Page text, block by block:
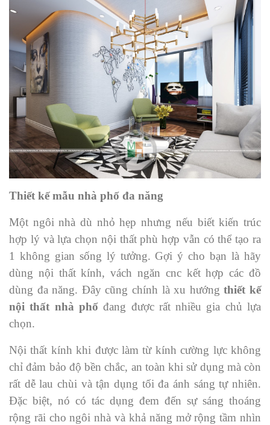
Thiết kế mẫu nhà phố đa năng
Một ngôi nhà dù nhỏ hẹp nhưng nếu biết kiến trúc
hợp lý và lựa chọn nội thất phù hợp vẫn có thể tạo ra
1 không gian sống lý tưởng. Gợi ý cho bạn là hãy
dùng nội thất kính, vách ngăn cnc kết hợp các đồ
dùng đa năng. Đây cũng chính là xu hướngthiết kế
nội thất nhà phốđang được rất nhiều gia chủ lựa
chọn.
Nội thất kính khi được làm từ kính cường lực không
chỉ đảm bảo độ bền chắc, an toàn khi sử dụng mà còn
rất dễ lau chùi và tận dụng tối đa ánh sáng tự nhiên.
Đặc biệt, nó có tác dụng đem đến sự sáng thoáng
rộng rãi cho ngôi nhà và khả năng mở rộng tầm nhìn